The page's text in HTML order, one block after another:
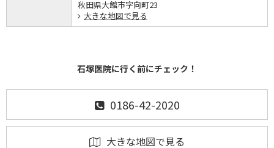
秋田県大館市字向町23
大きな地図で見る
石塚医院に行く前にチェック！
0186-42-2020
大きな地図で見る